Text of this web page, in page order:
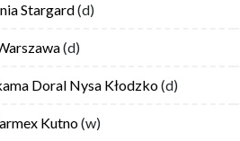
Stargard(d)
(d)
Doral Nysa Kłodzko(d)
Kutno(w)
Stargard(d)
(d)
Doral Nysa Kłodzko(d)
Kutno(w)